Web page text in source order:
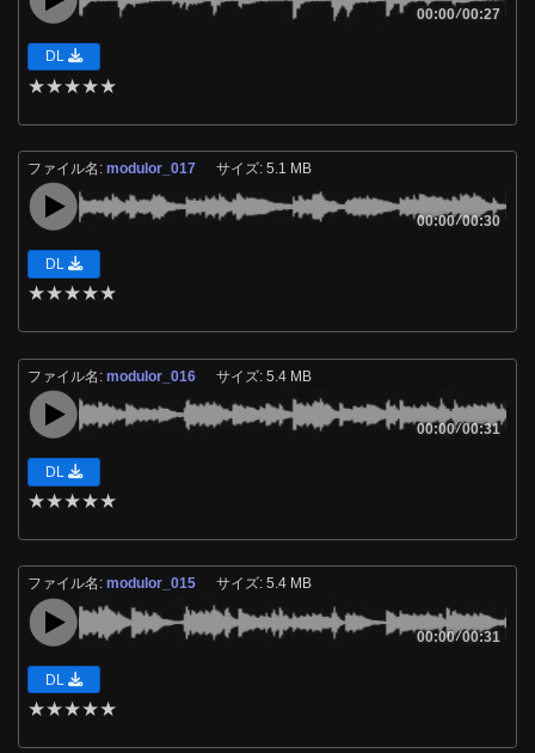
00:00/00:27
DL
★★★★★
ファイル名:modulor_017 サイズ: 5.1 MB
00:00/00:30
DL
★★★★★
ファイル名:modulor_016 サイズ: 5.4 MB
00:00/00:31
DL
★★★★★
ファイル名:modulor_015 サイズ: 5.4 MB
00:00/00:31
DL
★★★★★